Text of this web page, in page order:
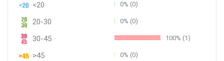
<20 0% (0)
20-30 0% (0)
30-45 100% (1)
>45 0% (0)